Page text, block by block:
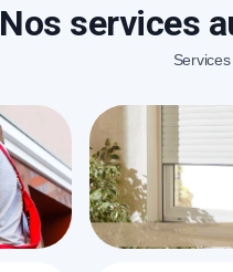
Nos services